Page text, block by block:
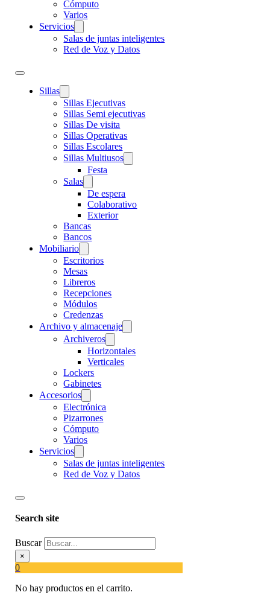
Cómputo
Varios
Servicios
Salas de juntas inteligentes
Red de Voz y Datos
Sillas
Sillas Ejecutivas
Sillas Semi ejecutivas
Sillas De visita
Sillas Operativas
Sillas Escolares
Sillas Multiusos
Festa
Salas
De espera
Colaborativo
Exterior
Bancas
Bancos
Mobiliario
Escritorios
Mesas
Libreros
Recepciones
Módulos
Credenzas
Archivo y almacenaje
Archiveros
Horizontales
Verticales
Lockers
Gabinetes
Accesorios
Electrónica
Pizarrones
Cómputo
Varios
Servicios
Salas de juntas inteligentes
Red de Voz y Datos
Search site
Buscar
×
0
No hay productos en el carrito.